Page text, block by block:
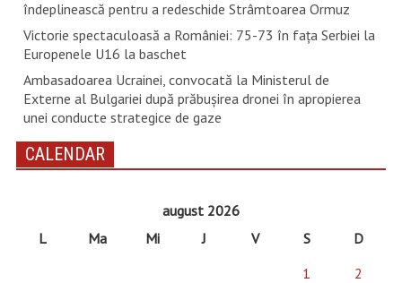
îndeplinească pentru a redeschide Strâmtoarea Ormuz
Victorie spectaculoasă a României: 75-73 în fața Serbiei la
Europenele U16 la baschet
Ambasadoarea Ucrainei, convocată la Ministerul de
Externe al Bulgariei după prăbușirea dronei în apropierea
unei conducte strategice de gaze
CALENDAR
august 2026
L
Ma Mi J V S
D
1
2